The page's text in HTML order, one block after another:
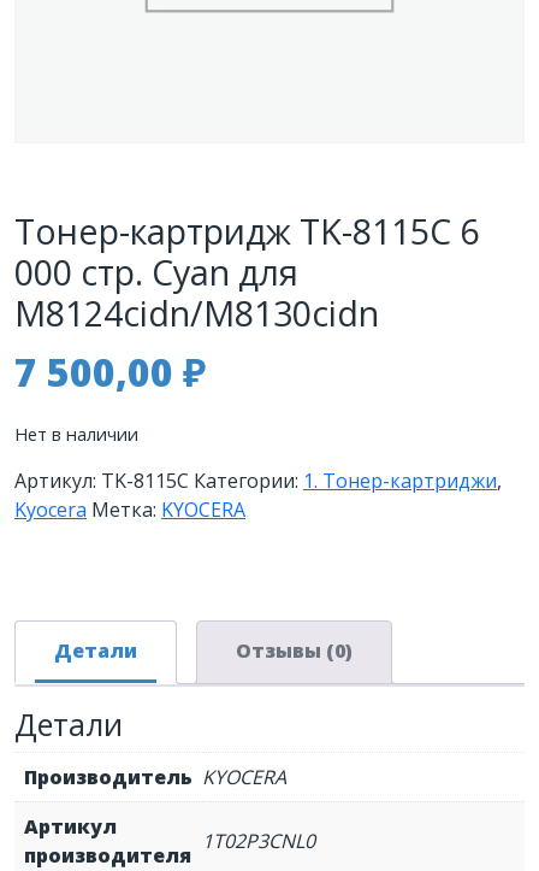
Тонер-картридж TK-8115C 6
000 стр. Cyan для
M8124cidn/M8130cidn
7 500,00 ₽
Нет в наличии
Артикул: TK-8115C Категории: 1. Тонер-картриджи,
Kyocera Метка: KYOCERA
Детали Отзывы (0)
Детали
Производитель KYOCERA
Артикул
производителя
1T02P3CNL0